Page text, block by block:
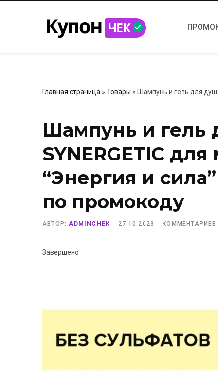
Главная страница » Товары » Шампунь и гель для
Шампунь и гель
SYNERGETIC
“Энергия и
по промокоду
АВТОР: ADMINCHEK 27.10.2023 КОММЕНТАРИЕВ
Завершено